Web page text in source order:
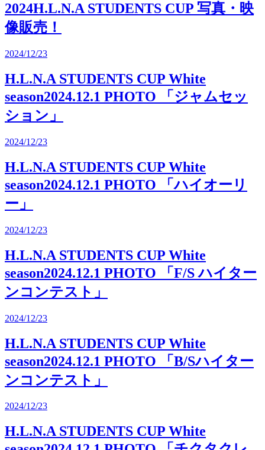
2024H.L.N.A STUDENTS CUP 写真・映
像販売！
2024/12/23
H.L.N.A STUDENTS CUP White
season2024.12.1 PHOTO 「ジャムセッ
ション」
2024/12/23
H.L.N.A STUDENTS CUP White
season2024.12.1 PHOTO 「ハイオーリ
ー」
2024/12/23
H.L.N.A STUDENTS CUP White
season2024.12.1 PHOTO 「F/S ハイター
ンコンテスト」
2024/12/23
H.L.N.A STUDENTS CUP White
season2024.12.1 PHOTO 「B/Sハイター
ンコンテスト」
2024/12/23
H.L.N.A STUDENTS CUP White